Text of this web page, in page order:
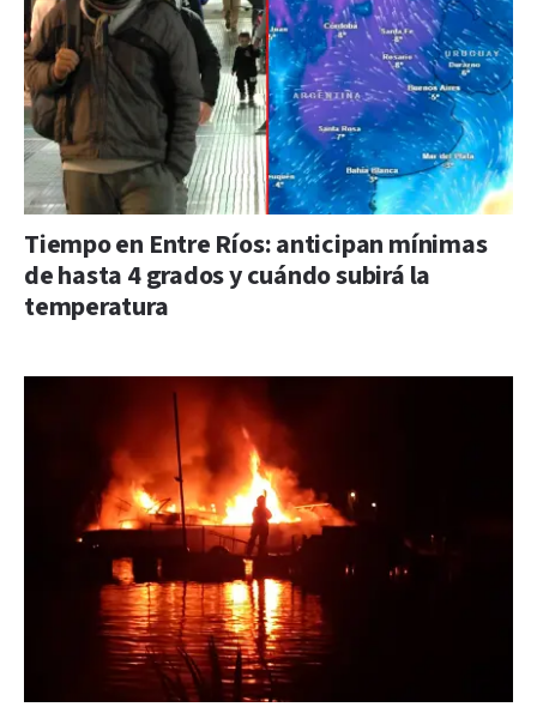
Tiempo en Entre Ríos: anticipan mínimas
de hasta 4 grados y cuándo subirá la
temperatura